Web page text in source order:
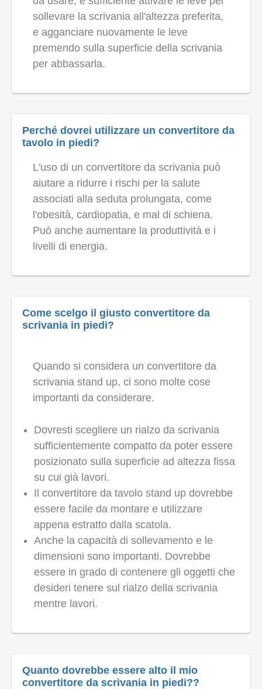
sollevare la scrivania all'altezza preferita,
e agganciare nuovamente le leve
premendo sulla superficie della scrivania
per abbassarla.
Perché dovrei utilizzare un convertitore da
tavolo in piedi?
L'uso di un convertitore da scrivania può
aiutare a ridurre i rischi per la salute
associati alla seduta prolungata, come
l'obesità, cardiopatia, e mal di schiena.
Può anche aumentare la produttività e i
livelli di energia.
Come scelgo il giusto convertitore da
scrivania in piedi?
Quando si considera un convertitore da
scrivania stand up, ci sono molte cose
importanti da considerare.
Dovresti scegliere un rialzo da scrivania
sufficientemente compatto da poter essere
posizionato sulla superficie ad altezza fissa
su cui già lavori.
Il convertitore da tavolo stand up dovrebbe
essere facile da montare e utilizzare
appena estratto dalla scatola.
Anche la capacità di sollevamento e le
dimensioni sono importanti. Dovrebbe
essere in grado di contenere gli oggetti che
desideri tenere sul rialzo della scrivania
mentre lavori.
Quanto dovrebbe essere alto il mio
convertitore da scrivania in piedi??